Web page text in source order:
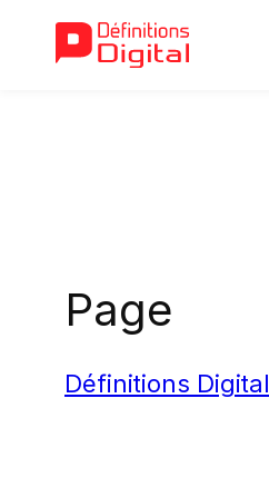
Page
Définitions Digital